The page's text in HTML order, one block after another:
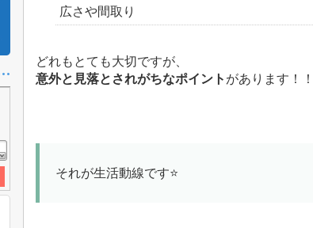
広さや間取り
どれもとても大切ですが、
意外と見落とされがちなポイント があります！！
それが生活動線です⭐️